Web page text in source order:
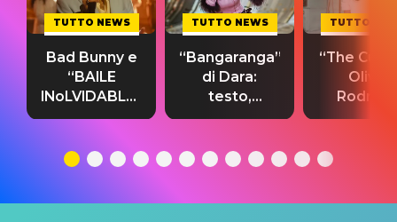
TUTTO NEWS
Bad Bunny e
“BAILE
INoLVIDABLE”:
testo,
significato
TUTTO NEWS
“Bangaranga”
di Dara:
testo,
traduzione e
del singolo
TUTTO
“The
Olivia
testo,